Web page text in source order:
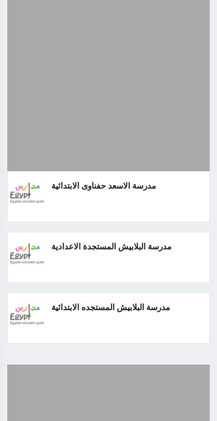
مدرسة الاسعد حفناوى الابتدائية
مدرسة البلابيش المستجدة الاعدادية
مدرسة البلابيش المستجده الابتدائية